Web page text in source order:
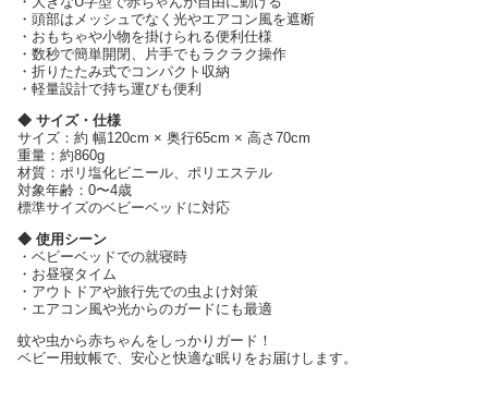
・頭部はメッシュでなく光やエアコン風を遮断
・おもちゃや小物を掛けられる便利仕様
・数秒で簡単開閉、片手でもラクラク操作
・折りたたみ式でコンパクト収納
・軽量設計で持ち運びも便利
◆ サイズ・仕様
サイズ：約 幅120cm × 奥行65cm × 高さ70cm
重量：約860g
材質：ポリ塩化ビニール、ポリエステル
対象年齢：0〜4歳
標準サイズのベビーベッドに対応
◆ 使用シーン
・ベビーベッドでの就寝時
・お昼寝タイム
・アウトドアや旅行先での虫よけ対策
・エアコン風や光からのガードにも最適
蚊や虫から赤ちゃんをしっかりガード！
ベビー用蚊帳で、安心と快適な眠りをお届けします。